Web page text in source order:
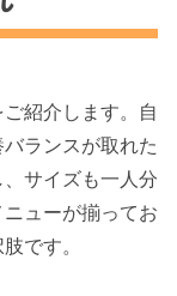
紹介します。自
ランスが取れた
サイズも一人分
ューが揃ってお
です。